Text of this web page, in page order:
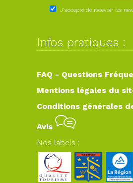
J'accepte de recevoir les
Infos pratiques :
FAQ - Questions
Mentions légales du
Conditions générales
Avis
Nos labels :